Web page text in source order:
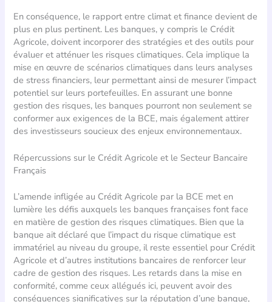
En conséquence, le rapport entre climat et finance devient de
plus en plus pertinent. Les banques, y compris le Crédit
Agricole, doivent incorporer des stratégies et des outils pour
évaluer et atténuer les risques climatiques. Cela implique la
mise en œuvre de scénarios climatiques dans leurs analyses
de stress financiers, leur permettant ainsi de mesurer l’impact
potentiel sur leurs portefeuilles. En assurant une bonne
gestion des risques, les banques pourront non seulement se
conformer aux exigences de la BCE, mais également attirer
des investisseurs soucieux des enjeux environnementaux.
Répercussions sur le Crédit Agricole et le Secteur Bancaire
Français
L’amende infligée au Crédit Agricole par la BCE met en
lumière les défis auxquels les banques françaises font face
en matière de gestion des risques climatiques. Bien que la
banque ait déclaré que l’impact du risque climatique est
immatériel au niveau du groupe, il reste essentiel pour Crédit
Agricole et d’autres institutions bancaires de renforcer leur
cadre de gestion des risques. Les retards dans la mise en
conformité, comme ceux allégués ici, peuvent avoir des
conséquences significatives sur la réputation d’une banque,